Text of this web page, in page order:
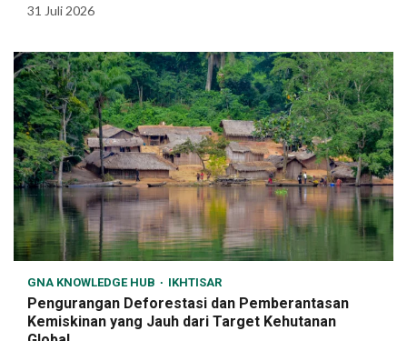
31 Juli 2026
GNA KNOWLEDGE HUB IKHTISAR
Pengurangan Deforestasi dan Pemberantasan
Kemiskinan yang Jauh dari Target Kehutanan